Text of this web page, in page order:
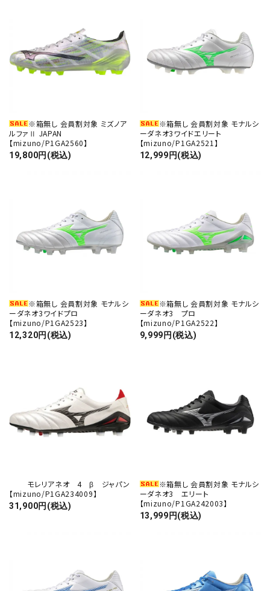
※箱無し 会員割対象 ミズノア
ルファⅡ JAPAN
【mizuno/P1GA2560】
19,800円(税込)
※箱無し 会員割対象 モナルシ
ーダネオ3ワイドエリート
【mizuno/P1GA2521】
12,999円(税込)
※箱無し 会員割対象 モナルシ
ーダネオ3ワイドプロ
【mizuno/P1GA2523】
12,320円(税込)
※箱無し 会員割対象 モナルシ
ーダネオ3 プロ
【mizuno/P1GA2522】
9,999円(税込)
モレリアネオ 4 β ジャパン
【mizuno/P1GA234009】
31,900円(税込)
※箱無し 会員割対象 モナルシ
ーダネオ3 エリート
【mizuno/P1GA242003】
13,999円(税込)